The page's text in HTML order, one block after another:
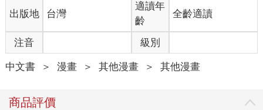
出版地 台灣
適讀年
齡
全齡適讀
注音 級別
中文書 ＞ 漫畫 ＞ 其他漫畫 ＞ 其他漫畫
商品評價